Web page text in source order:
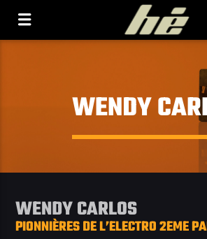
WENDY
WENDY CARLOS
PIONNIÈRES DE L’ELECTRO 2EME